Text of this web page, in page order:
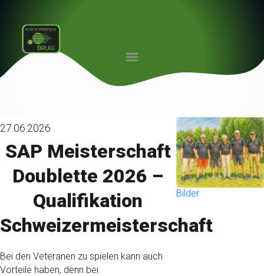
27.06.2026
SAP Meisterschaft
Doublette 2026 –
Qualifikation
Schweizermeisterschaft
Bei den Veteranen zu spielen kann auch
Vorteile haben, denn bei
Bilder